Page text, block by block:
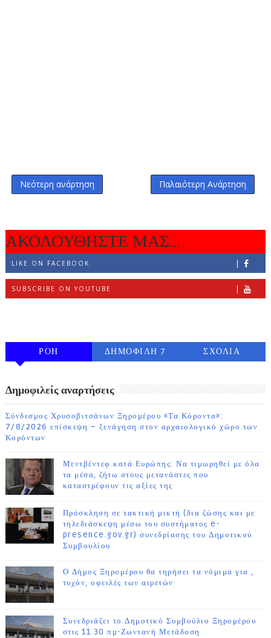
Νεότερη ανάρτηση Παλαιότερη Ανάρτηση
ΑΚΟΛΟΥΘΗΣΤΕ ΜΑΣ...
LIKE ON FACEBOOK
SUBSCRIBE ON YOUTUBE
ΡΟΗ
ΔΗΜΟΦΙΛΗ 7
ΣΧΟΛΙΑ
Δημοφιλείς αναρτήσεις
Σύνδεσμος Χρυσοβιτσάνων Ξηρομέρου «Τα Κόροντα»:
7/8/2026 επίσκεψη – ξενάγηση στον αρχαιολογικό χώρο των
Κορόντων
Μεντβέντεφ κατά Ευρώπης: Να τιμωρηθεί με όλα
τα μέσα, ζήτω στους μετανάστες που
καταστρέφουν τις αξίες της
Πρόσκληση σε τακτική μικτή (δια ζώσης και με
τηλεδιάσκεψη μέσω του συστήματος e-
presence.gov.gr) συνεδρίασης του Δημοτικού
Συμβουλίου
Ο Δήμος Ξηρομέρου θα τηρήσει τα νόμιμα για ,
τυχόν, οφειλές των αιρετών
Συνεδριάζει το Δημοτικό Συμβούλιο Ξηρομέρου
στις 11.30 πμ-Ζωντανή Μετάδοση